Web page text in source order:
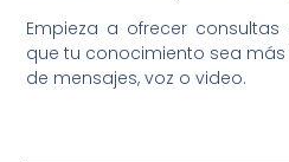
Empieza a ofrecer
que tu conocimiento sea
de mensajes, voz o video.